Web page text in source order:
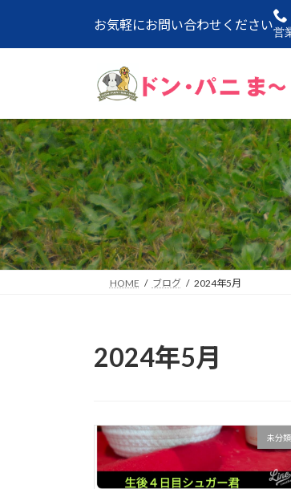
テ
ス
キ
ッ
プ
ゲ
ン
に
移
動
お気軽にお問い合わせください営
HOME ブログ 2024年5月
2024年5月
未分類